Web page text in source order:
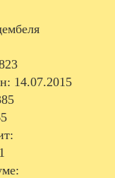
: 14.07.2015